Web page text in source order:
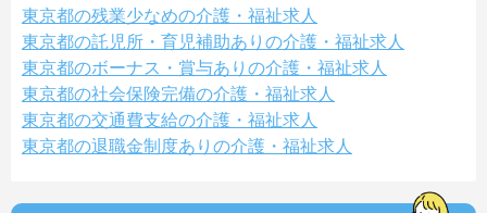
東京都の残業少なめの介護・福祉求人
東京都の託児所・育児補助ありの介護・福祉求人
東京都のボーナス・賞与ありの介護・福祉求人
東京都の社会保険完備の介護・福祉求人
東京都の交通費支給の介護・福祉求人
東京都の退職金制度ありの介護・福祉求人